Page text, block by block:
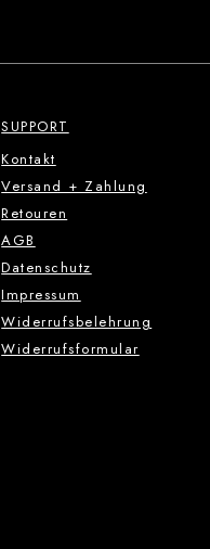
SUPPORT
Kontakt
Versand + Zahlung
Retouren
AGB
Datenschutz
Impressum
Widerrufsbelehrung
Widerrufsformular